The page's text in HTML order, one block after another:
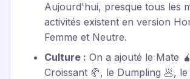
Aujourd'hui, presque tous les
activités existent en version
Femme et Neutre.
Culture : On a ajouté le Mate
Croissant 🥐, le Dumpling 🥟,